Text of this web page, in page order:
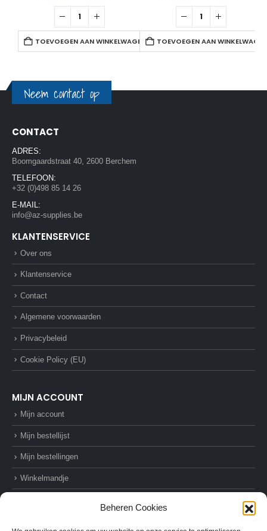
Beheren Cookies
TOEVOEGEN AAN WINKELWAGEN TOEVOEGEN AAN
Neem contact op
CONTACT
ADRES:
Boomgaardstraat 40, 2600 Berchem
TELEFOON:
+32 (0)498 85 14 26
E-MAIL:
info@az-supplies.be
KLANTENSERVICE
Over ons
Klantenservice
Contact
Algemene voorwaarden
Privacybeleid
Cookie Policy (EU)
MIJN ACCOUNT
Mijn account
Mijn bestellijst
Mijn bestellingen
Winkelmandje